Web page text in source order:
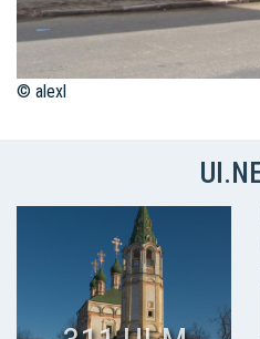
© alexl